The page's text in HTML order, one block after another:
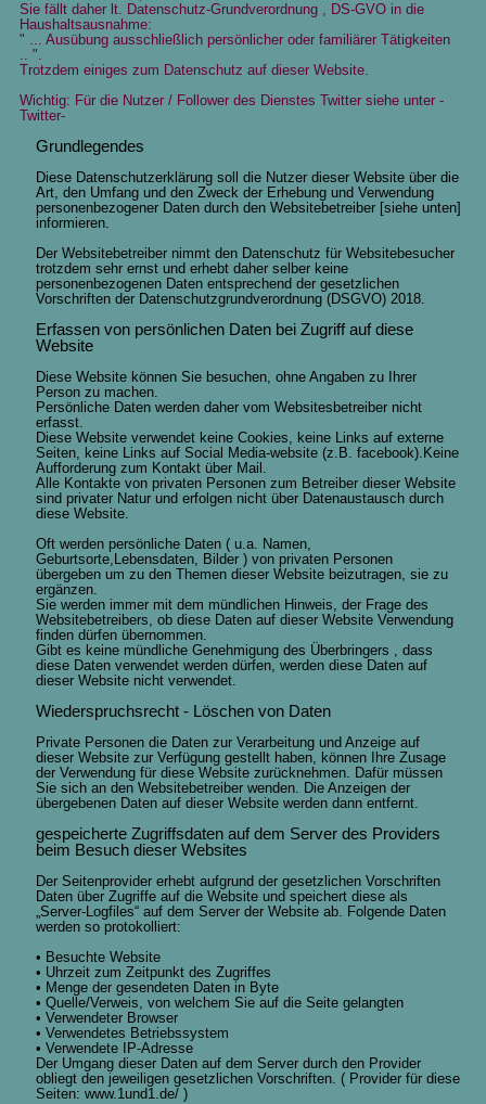
Sie fällt daher lt. Datenschutz-Grundverordnung , DS-GVO in die
Haushaltsausnahme:
" ... Ausübung ausschließlich persönlicher oder familiärer Tätigkeiten
.. ".
Trotzdem einiges zum Datenschutz auf dieser Website.
Wichtig: Für die Nutzer / Follower des Dienstes Twitter siehe unter -
Twitter-
Grundlegendes
Diese Datenschutzerklärung soll die Nutzer dieser Website über die
Art, den Umfang und den Zweck der Erhebung und Verwendung
personenbezogener Daten durch den Websitebetreiber [siehe unten]
informieren.
Der Websitebetreiber nimmt den Datenschutz für Websitebesucher
trotzdem sehr ernst und erhebt daher selber keine
personenbezogenen Daten entsprechend der gesetzlichen
Vorschriften der Datenschutzgrundverordnung (DSGVO) 2018.
Erfassen von persönlichen Daten bei Zugriff auf diese
Website
Diese Website können Sie besuchen, ohne Angaben zu Ihrer
Person zu machen.
Persönliche Daten werden daher vom Websitesbetreiber nicht
erfasst.
Diese Website verwendet keine Cookies, keine Links auf externe
Seiten, keine Links auf Social Media-website (z.B. facebook).Keine
Aufforderung zum Kontakt über Mail.
Alle Kontakte von privaten Personen zum Betreiber dieser Website
sind privater Natur und erfolgen nicht über Datenaustausch durch
diese Website.
Oft werden persönliche Daten ( u.a. Namen,
Geburtsorte,Lebensdaten, Bilder ) von privaten Personen
übergeben um zu den Themen dieser Website beizutragen, sie zu
ergänzen.
Sie werden immer mit dem mündlichen Hinweis, der Frage des
Websitebetreibers, ob diese Daten auf dieser Website Verwendung
finden dürfen übernommen.
Gibt es keine mündliche Genehmigung des Überbringers , dass
diese Daten verwendet werden dürfen, werden diese Daten auf
dieser Website nicht verwendet.
Wiederspruchsrecht - Löschen von Daten
Private Personen die Daten zur Verarbeitung und Anzeige auf
dieser Website zur Verfügung gestellt haben, können Ihre Zusage
der Verwendung für diese Website zurücknehmen. Dafür müssen
Sie sich an den Websitebetreiber wenden. Die Anzeigen der
übergebenen Daten auf dieser Website werden dann entfernt.
gespeicherte Zugriffsdaten auf dem Server des Providers
beim Besuch dieser Websites
Der Seitenprovider erhebt aufgrund der gesetzlichen Vorschriften
Daten über Zugriffe auf die Website und speichert diese als
„Server-Logfiles“ auf dem Server der Website ab. Folgende Daten
werden so protokolliert:
• Besuchte Website
• Uhrzeit zum Zeitpunkt des Zugriffes
• Menge der gesendeten Daten in Byte
• Quelle/Verweis, von welchem Sie auf die Seite gelangten
• Verwendeter Browser
• Verwendetes Betriebssystem
• Verwendete IP-Adresse
Der Umgang dieser Daten auf dem Server durch den Provider
obliegt den jeweiligen gesetzlichen Vorschriften. ( Provider für diese
Seiten: www.1und1.de/ )